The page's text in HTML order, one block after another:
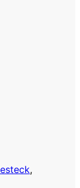
,